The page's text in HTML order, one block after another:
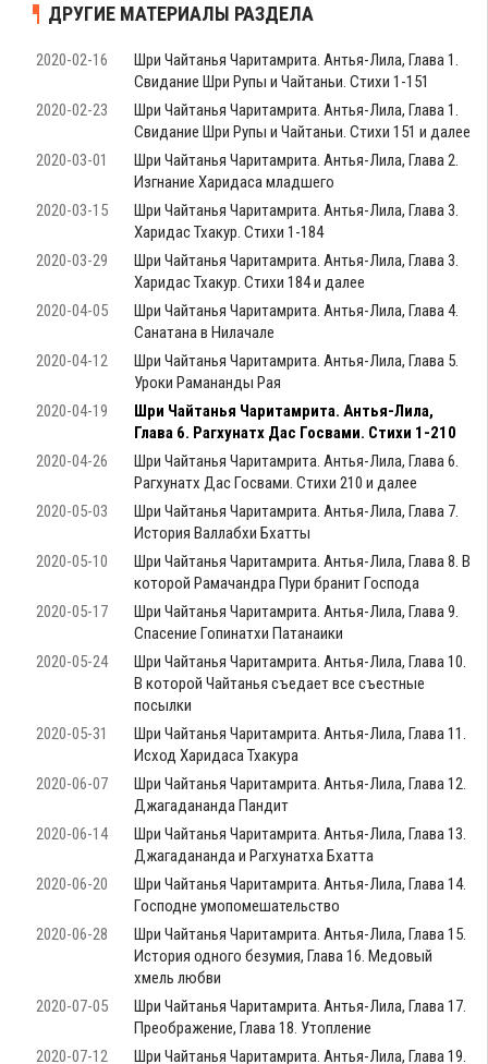
ДРУГИЕ МАТЕРИАЛЫ РАЗДЕЛА
2020-02-16
Шри Чайтанья Чаритамрита. Антья-Лила, Глава 1.
Свидание Шри Рупы и Чайтаньи. Стихи 1-151
2020-02-23
Шри Чайтанья Чаритамрита. Антья-Лила, Глава 1.
Свидание Шри Рупы и Чайтаньи. Стихи 151 и далее
2020-03-01
Шри Чайтанья Чаритамрита. Антья-Лила, Глава 2.
Изгнание Харидаса младшего
2020-03-15
Шри Чайтанья Чаритамрита. Антья-Лила, Глава 3.
Харидас Тхакур. Стихи 1-184
2020-03-29
Шри Чайтанья Чаритамрита. Антья-Лила, Глава 3.
Харидас Тхакур. Стихи 184 и далее
2020-04-05
Шри Чайтанья Чаритамрита. Антья-Лила, Глава 4.
Санатана в Нилачале
2020-04-12
Шри Чайтанья Чаритамрита. Антья-Лила, Глава 5.
Уроки Рамананды Рая
2020-04-19
Шри Чайтанья Чаритамрита. Антья-Лила,
Глава 6. Рагхунатх Дас Госвами. Стихи 1-210
2020-04-26
Шри Чайтанья Чаритамрита. Антья-Лила, Глава 6.
Рагхунатх Дас Госвами. Стихи 210 и далее
2020-05-03
Шри Чайтанья Чаритамрита. Антья-Лила, Глава 7.
История Валлабхи Бхатты
2020-05-10
Шри Чайтанья Чаритамрита. Антья-Лила, Глава 8. В
которой Рамачандра Пури бранит Господа
2020-05-17
Шри Чайтанья Чаритамрита. Антья-Лила, Глава 9.
Спасение Гопинатхи Патанаики
2020-05-24
Шри Чайтанья Чаритамрита. Антья-Лила, Глава 10.
В которой Чайтанья съедает все съестные
посылки
2020-05-31
Шри Чайтанья Чаритамрита. Антья-Лила, Глава 11.
Исход Харидаса Тхакура
2020-06-07
Шри Чайтанья Чаритамрита. Антья-Лила, Глава 12.
Джагадананда Пандит
2020-06-14
Шри Чайтанья Чаритамрита. Антья-Лила, Глава 13.
Джагадананда и Рагхунатха Бхатта
2020-06-20
Шри Чайтанья Чаритамрита. Антья-Лила, Глава 14.
Господне умопомешательство
2020-06-28
Шри Чайтанья Чаритамрита. Антья-Лила, Глава 15.
История одного безумия, Глава 16. Медовый
хмель любви
2020-07-05
Шри Чайтанья Чаритамрита. Антья-Лила, Глава 17.
Преображение, Глава 18. Утопление
2020-07-12
Шри Чайтанья Чаритамрита. Антья-Лила, Глава 19.